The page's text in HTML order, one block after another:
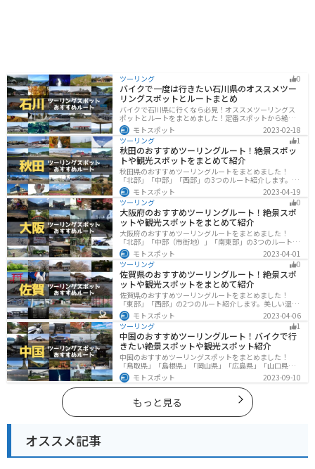
ツーリング 0
バイクで一度は行きたい石川県のオススメツー
リングスポットとルートまとめ
バイクで石川県に行くなら必見！オススメツーリングス
ポットとルートをまとめました！定番スポットから絶景
スポット、温泉、海、グルメなど様々なジャンルで楽し
めます。バイクで石川ツーリングに行こうと思っている
人は、参考にしてください。
モトスポット
2023-02-18
ツーリング
1
秋田のおすすめツーリングルート！絶景スポッ
トや観光スポットをまとめて紹介
秋田県のおすすめツーリングルートをまとめました！
「北部」「中部」「西部」の3つのルート紹介します。自
然豊かな山々や湖、温泉地が点在し、四季折々の景色を
楽しめるスポットが多数あります。バイクで秋田県にツ
ーリングに行く際は参考にしてください。
モトスポット
2023-04-19
ツーリング
0
大阪府のおすすめツーリングルート！絶景スポ
ットや観光スポットをまとめて紹介
大阪府のおすすめツーリングルートをまとめました！
「北部」「中部（市街地）」「南東部」の3つのルート紹
介します。歴史と近代が融合した魅力的なエリアで様々
な楽しみ方ができます。バイクで大阪府にツーリングに
行く際は参考にしてください。
モトスポット
2023-04-01
ツーリング
0
佐賀県のおすすめツーリングルート！絶景スポ
ットや観光スポットをまとめて紹介
佐賀県のおすすめツーリングルートをまとめました！
「東部」「西部」の2つのルート紹介します。美しい温泉
地や古墳群、歴史ある城や神社仏閣など、バイクツーリ
ングに適したスポットが多数存在し、様々な楽しみ方が
できます。バイクで佐賀県にツーリングに行く際は参考
にしてください。
モトスポット
2023-04-06
ツーリング
1
中国のおすすめツーリングルート！バイクで行
きたい絶景スポットや観光スポット紹介
中国のおすすめツーリングスポットをまとめました！
「鳥取県」「島根県」「岡山県」「広島県」「山口県」
の各県の観光地紹介します。自然豊かな山々や湖、温泉
地が点在し、四季折々の景色を楽しめるスポットが多数
あります。バイクで中国にツーリングに行く際は参考に
してください。
モトスポット 2023-09-10
もっと見る
オススメ記事